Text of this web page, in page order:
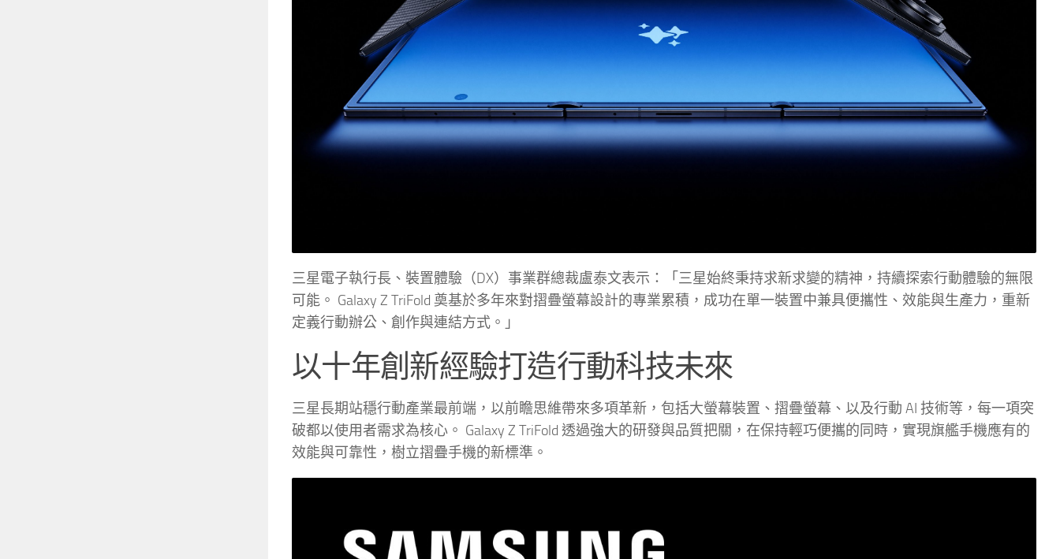
三星電子執行長、裝置體驗（DX）事業群總裁盧泰文表示：「三星始終秉持求新求變的精神，持續探索行動體驗的無限
可能。 Galaxy Z TriFold 奠基於多年來對摺疊螢幕設計的專業累積，成功在單一裝置中兼具便攜性、效能與生產力，重新
定義行動辦公、創作與連結方式。」
以十年創新經驗打造行動科技未來
三星長期站穩行動產業最前端，以前瞻思維帶來多項革新，包括大螢幕裝置、摺疊螢幕、以及行動 AI 技術等，每一項突
破都以使用者需求為核心。 Galaxy Z TriFold 透過強大的研發與品質把關，在保持輕巧便攜的同時，實現旗艦手機應有的
效能與可靠性，樹立摺疊手機的新標準。